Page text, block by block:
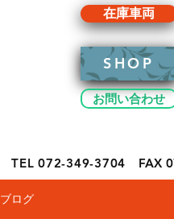
在庫車両
SHOP
お問い合わせ
TEL 072-349-3704 FAX
ブログ